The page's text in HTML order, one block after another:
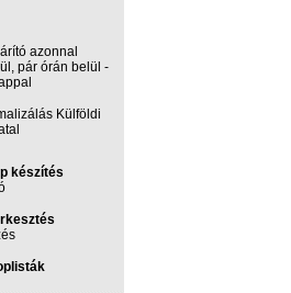
azonnal
pár órán belül -
Külföldi
készítés